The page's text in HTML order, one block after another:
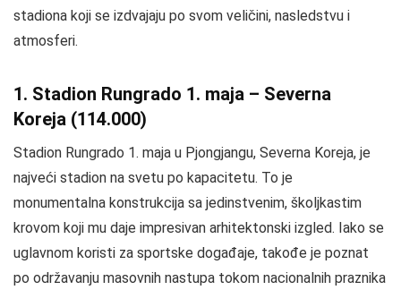
stadiona koji se izdvajaju po svom veličini, nasledstvu i
atmosferi.
1. Stadion Rungrado 1. maja – Severna
Koreja (114.000)
Stadion Rungrado 1. maja u Pjongjangu, Severna Koreja, je
najveći stadion na svetu po kapacitetu. To je
monumentalna konstrukcija sa jedinstvenim, školjkastim
krovom koji mu daje impresivan arhitektonski izgled. Iako se
uglavnom koristi za sportske događaje, takođe je poznat
po održavanju masovnih nastupa tokom nacionalnih praznika